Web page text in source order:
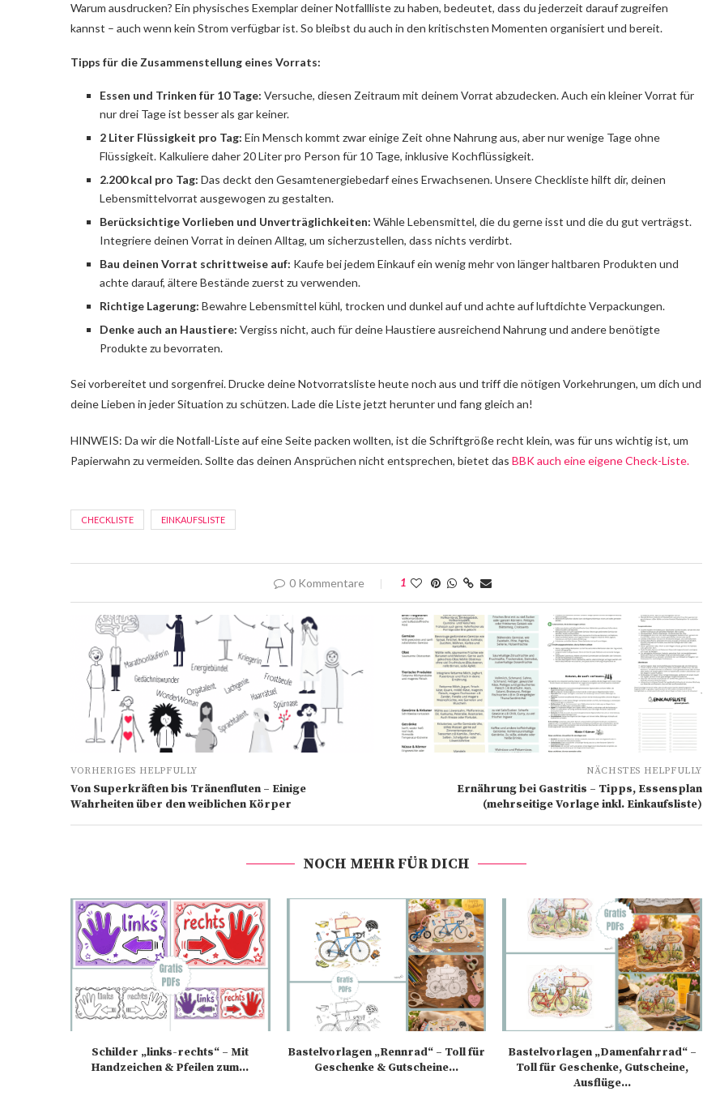
Warum ausdrucken? Ein physisches Exemplar deiner Notfallliste zu haben, bedeutet, dass du jederzeit darauf zugreifen
kannst – auch wenn kein Strom verfügbar ist. So bleibst du auch in den kritischsten Momenten organisiert und bereit.
Tipps für die Zusammenstellung eines Vorrats:
Essen und Trinken für 10 Tage: Versuche, diesen Zeitraum mit deinem Vorrat abzudecken. Auch ein kleiner Vorrat für
nur drei Tage ist besser als gar keiner.
2 Liter Flüssigkeit pro Tag: Ein Mensch kommt zwar einige Zeit ohne Nahrung aus, aber nur wenige Tage ohne
Flüssigkeit. Kalkuliere daher 20 Liter pro Person für 10 Tage, inklusive Kochflüssigkeit.
2.200 kcal pro Tag: Das deckt den Gesamtenergiebedarf eines Erwachsenen. Unsere Checkliste hilft dir, deinen
Lebensmittelvorrat ausgewogen zu gestalten.
Berücksichtige Vorlieben und Unverträglichkeiten: Wähle Lebensmittel, die du gerne isst und die du gut verträgst.
Integriere deinen Vorrat in deinen Alltag, um sicherzustellen, dass nichts verdirbt.
Bau deinen Vorrat schrittweise auf: Kaufe bei jedem Einkauf ein wenig mehr von länger haltbaren Produkten und
achte darauf, ältere Bestände zuerst zu verwenden.
Richtige Lagerung: Bewahre Lebensmittel kühl, trocken und dunkel auf und achte auf luftdichte Verpackungen.
Denke auch an Haustiere: Vergiss nicht, auch für deine Haustiere ausreichend Nahrung und andere benötigte
Produkte zu bevorraten.
Sei vorbereitet und sorgenfrei. Drucke deine Notvorratsliste heute noch aus und triff die nötigen Vorkehrungen, um dich und
deine Lieben in jeder Situation zu schützen. Lade die Liste jetzt herunter und fang gleich an!
HINWEIS: Da wir die Notfall-Liste auf eine Seite packen wollten, ist die Schriftgröße recht klein, was für uns wichtig ist, um
Papierwahn zu vermeiden. Sollte das deinen Ansprüchen nicht entsprechen, bietet das BBK auch eine eigene Check-Liste.
CHECKLISTE EINKAUFSLISTE
0 Kommentare 1
VORHERIGES HELPFULLY
Von Superkräften bis Tränenfluten – Einige
Wahrheiten über den weiblichen Körper
NÄCHSTES HELPFULLY
Ernährung bei Gastritis – Tipps, Essensplan
(mehrseitige Vorlage inkl. Einkaufsliste)
NOCH MEHR FÜR DICH
Schilder „links-rechts“ – Mit
Handzeichen & Pfeilen zum...
Bastelvorlagen „Rennrad“ – Toll für
Geschenke & Gutscheine...
Bastelvorlagen „Damenfahrrad“ –
Toll für Geschenke, Gutscheine,
Ausflüge...